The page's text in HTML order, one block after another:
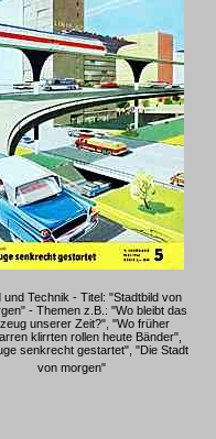
und Technik - Titel: "Stadtbild von
- Themen z.B.: "Wo bleibt das
unserer Zeit?", "Wo früher
klirrten rollen heute Bänder",
senkrecht gestartet", "Die Stadt
von morgen"